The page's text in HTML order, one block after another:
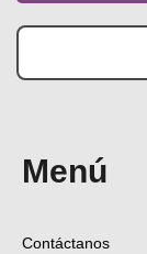
Menú
Contáctanos